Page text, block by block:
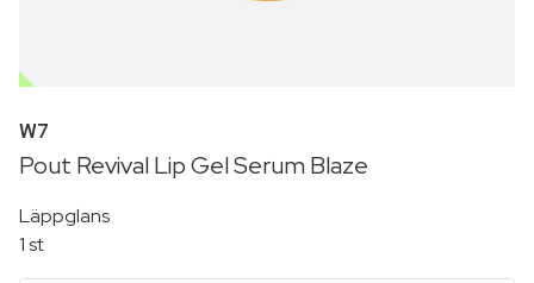
OUTLET
W7
Pout Revival Lip Gel Serum Blaze
Läppglans
1 st